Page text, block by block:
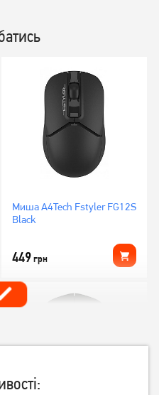
Миша A4Tech Fstyler FG12S
Black
449грн